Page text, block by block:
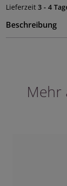
Lieferzeit 3 - 4
Beschreibung
Mehr